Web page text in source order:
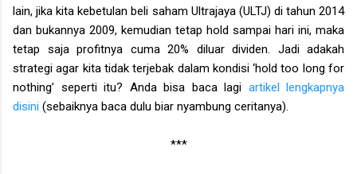
lain, jika kita kebetulan beli saham Ultrajaya (ULTJ) di tahun 2014
dan bukannya 2009, kemudian tetap hold sampai hari ini, maka
tetap saja profitnya cuma 20% diluar dividen. Jadi adakah
strategi agar kita tidak terjebak dalam kondisi ‘hold too long for
nothing’ seperti itu? Anda bisa baca lagi artikel lengkapnya
disini (sebaiknya baca dulu biar nyambung ceritanya).
***